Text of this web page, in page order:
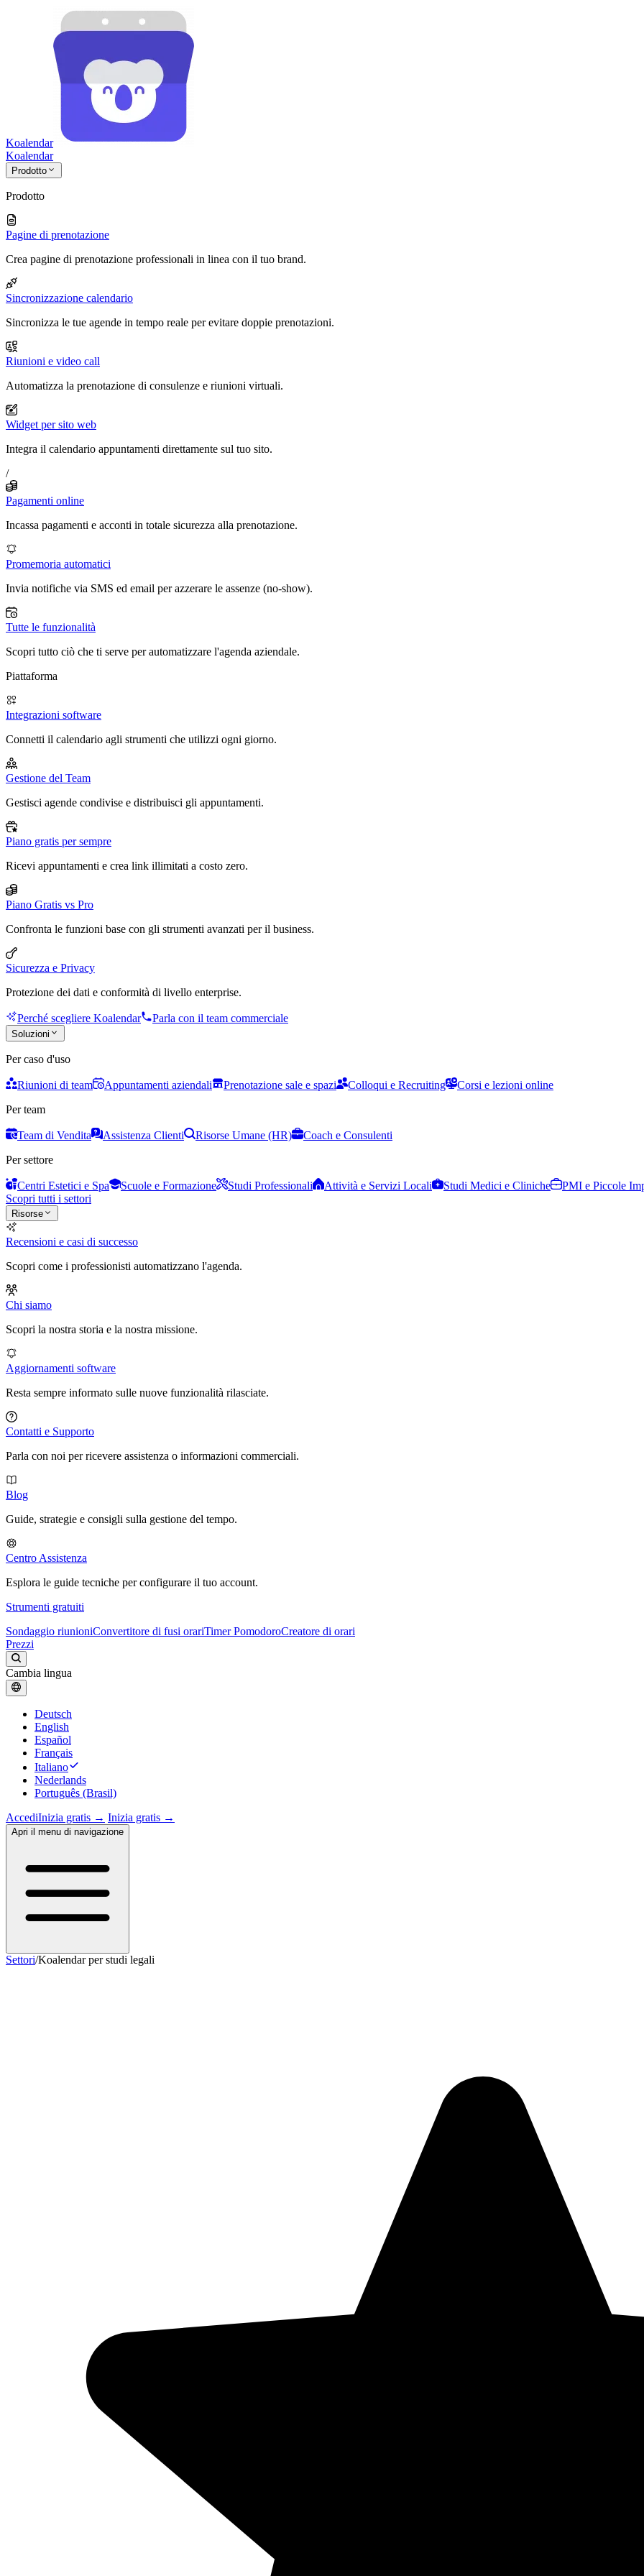
Koalendar
Koalendar
Prodotto
Prodotto
Pagine di prenotazione
Crea pagine di prenotazione professionali in linea con il tuo brand.
Sincronizzazione calendario
Sincronizza le tue agende in tempo reale per evitare doppie prenotazioni.
Riunioni e video call
Automatizza la prenotazione di consulenze e riunioni virtuali.
Widget per sito web
Integra il calendario appuntamenti direttamente sul tuo sito.
/
Pagamenti online
Incassa pagamenti e acconti in totale sicurezza alla prenotazione.
Promemoria automatici
Invia notifiche via SMS ed email per azzerare le assenze (no-show).
Tutte le funzionalità
Scopri tutto ciò che ti serve per automatizzare l'agenda aziendale.
Piattaforma
Integrazioni software
Connetti il calendario agli strumenti che utilizzi ogni giorno.
Gestione del Team
Gestisci agende condivise e distribuisci gli appuntamenti.
Piano gratis per sempre
Ricevi appuntamenti e crea link illimitati a costo zero.
Piano Gratis vs Pro
Confronta le funzioni base con gli strumenti avanzati per il business.
Sicurezza e Privacy
Protezione dei dati e conformità di livello enterprise.
Perché scegliere Koalendar Parla con il team commerciale
Soluzioni
Per caso d'uso
Riunioni di team Appuntamenti aziendali Prenotazione sale e spazi Colloqui e Recruiting
Corsi e lezioni online
Per team
Team di Vendita Assistenza Clienti Risorse Umane (HR)
Coach e Consulenti
Per settore
Centri Estetici e Spa Scuole e Formazione Studi Professionali Attività e Servizi Locali Studi Medici e Cliniche
PMI e Piccole
Scopri tutti i settori
Risorse
Recensioni e casi di successo
Scopri come i professionisti automatizzano l'agenda.
Chi siamo
Scopri la nostra storia e la nostra missione.
Aggiornamenti software
Resta sempre informato sulle nuove funzionalità rilasciate.
Contatti e Supporto
Parla con noi per ricevere assistenza o informazioni commerciali.
Blog
Guide, strategie e consigli sulla gestione del tempo.
Centro Assistenza
Esplora le guide tecniche per configurare il tuo account.
Strumenti gratuiti
Sondaggio riunioniConvertitore di fusi orariTimer PomodoroCreatore di orari
Prezzi
Cambia lingua
Deutsch
English
Español
Français
Italiano
Nederlands
Português (Brasil)
AccediInizia gratis → Inizia gratis →
Apri il menu di navigazione
Settori/Koalendar per studi legali